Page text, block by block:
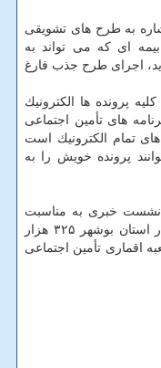
به طرح های تشویقی
ای كه می تواند به
اجرای طرح جذب فارغ
پرونده ها الكترونیك
های تأمین اجتماعی
تمام الكترونیك است
پرونده خویش را به
نشست خبری به مناسبت
هفته كار و كارگر اظهار نمود: هم اكنون در استان بوشهر ۳۲۵ هزار
اصلی، هشت كارگزاری و ۱۶ شعبه اقماری تأمین اجتماعی